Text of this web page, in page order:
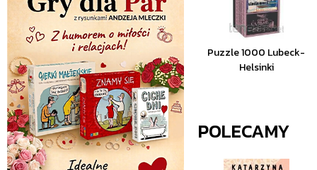
Puzzle 1000 Lubeck-
Helsinki
POLECAMY